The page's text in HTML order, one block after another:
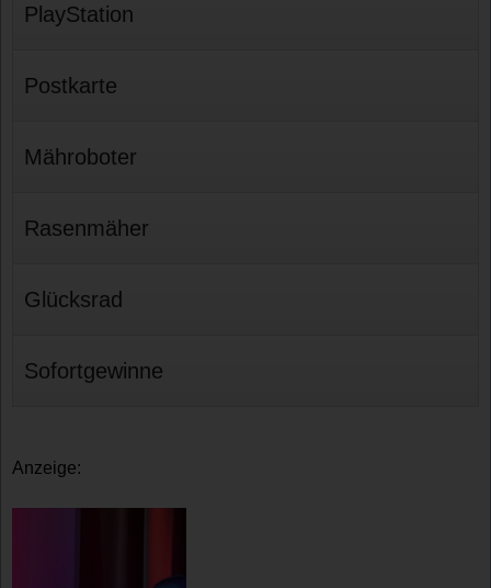
PlayStation
Postkarte
Mähroboter
Rasenmäher
Glücksrad
Sofortgewinne
Anzeige: